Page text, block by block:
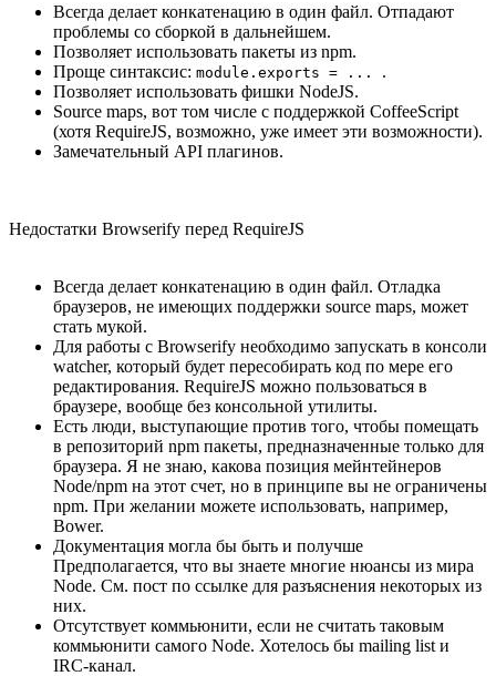
Всегда делает конкатенацию в один файл. Отпадают
проблемы со сборкой в дальнейшем.
Позволяет использовать пакеты из npm.
Проще синтаксис: module.exports = ... .
Позволяет использовать фишки NodeJS.
Source maps, вот том числе с поддержкой CoffeeScript
(хотя RequireJS, возможно, уже имеет эти возможности).
Замечательный API плагинов.
Недостатки Browserify перед RequireJS
Всегда делает конкатенацию в один файл. Отладка
браузеров, не имеющих поддержки source maps, может
стать мукой.
Для работы с Browserify необходимо запускать в консоли
watcher, который будет пересобирать код по мере его
редактирования. RequireJS можно пользоваться в
браузере, вообще без консольной утилиты.
Есть люди, выступающие против того, чтобы помещать
в репозиторий npm пакеты, предназначенные только для
браузера. Я не знаю, какова позиция мейнтейнеров
Node/npm на этот счет, но в принципе вы не ограничены
npm. При желании можете использовать, например,
Bower.
Документация могла бы быть и получше
Предполагается, что вы знаете многие нюансы из мира
Node. См. пост по ссылке для разъяснения некоторых из
них.
Отсутствует коммьюнити, если не считать таковым
коммьюнити самого Node. Хотелось бы mailing list и
IRC-канал.